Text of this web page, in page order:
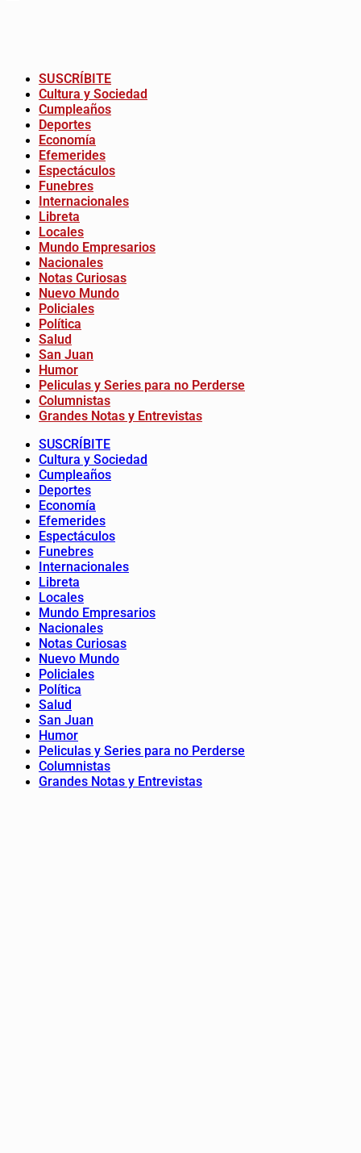
SUSCRÍBITE
Cultura y Sociedad
Cumpleaños
Deportes
Economía
Efemerides
Espectáculos
Funebres
Internacionales
Libreta
Locales
Mundo Empresarios
Nacionales
Notas Curiosas
Nuevo Mundo
Policiales
Política
Salud
San Juan
Humor
Peliculas y Series para no Perderse
Columnistas
Grandes Notas y Entrevistas
SUSCRÍBITE
Cultura y Sociedad
Cumpleaños
Deportes
Economía
Efemerides
Espectáculos
Funebres
Internacionales
Libreta
Locales
Mundo Empresarios
Nacionales
Notas Curiosas
Nuevo Mundo
Policiales
Política
Salud
San Juan
Humor
Peliculas y Series para no Perderse
Columnistas
Grandes Notas y Entrevistas